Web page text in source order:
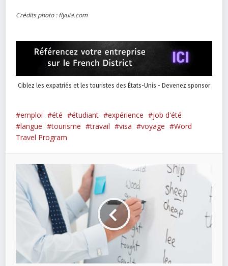
Crédits photo : flyuia.com
Ciblez les expatriés et les touristes des États-Unis - Devenez sponsor
emploi été étudiant expérience
job d'été
langue
tourisme travail visa voyage
Word
Travel Program